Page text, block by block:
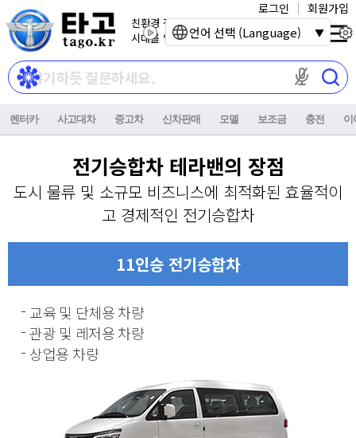
친환경 전기자동차
시대를 열어갑니다.
마이크 권한이
로그인 회원가입
렌터카 사고대차 중고차 신차판매 모델 보조금 충전 이
전기승합차 테라밴의 장점
도시 물류 및 소규모 비즈니스에 최적화된 효율적이
고 경제적인 전기승합차
11인승 전기승합차
교육 및 단체용 차량
관광 및 레저용 차량
상업용 차량
언어 선택 (Language)